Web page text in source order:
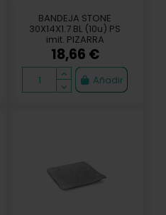
BANDEJA STONE
30X14X1.7 BL (10u) PS
imit. PIZARRA
18,66 €
Añadir